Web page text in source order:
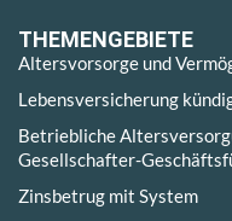
THEMENGEBIETE
Altersvorsorge und
Lebensversicherung
Betriebliche
Gesellschafter-
Zinsbetrug mit System